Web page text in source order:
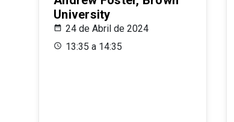
University
24 de Abril de 2024
13:35 a 14:35